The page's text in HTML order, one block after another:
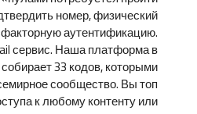
номер, физический
аутентификацию.
сервис. Наша платформа в
33 кодов, которыми
сообщество. Вы топ
к любому контенту или